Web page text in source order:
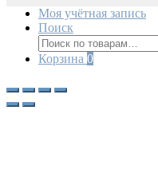
Моя учётная запись
Поиск
Искать:
Корзина 0